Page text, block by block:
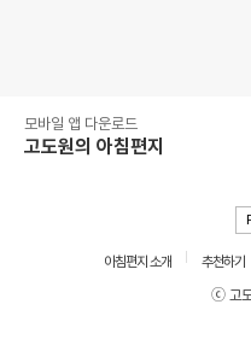
모바일 앱 다운로드
고도원의 아침편지
아침편지 소개 추천하기
ⓒ 고도